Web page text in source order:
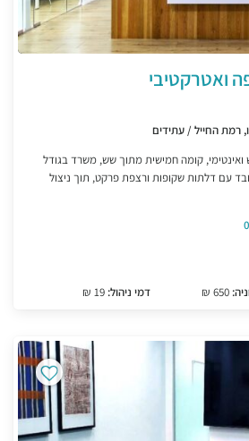
ואינטימי, קומה חמישית מתוך שש, משרד בגודל
עם דלתות שקופות ורצפת פרקט, תוך ניצול
דמי ניהול: 19 ₪